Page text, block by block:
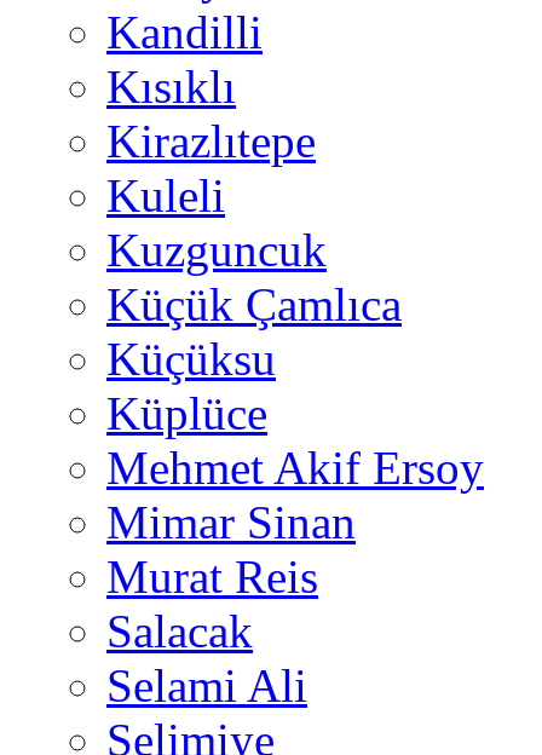
Kandilli
Kısıklı
Kirazlıtepe
Kuleli
Kuzguncuk
Küçük Çamlıca
Küçüksu
Küplüce
Mehmet Akif Ersoy
Mimar Sinan
Murat Reis
Salacak
Selami Ali
Selimiye